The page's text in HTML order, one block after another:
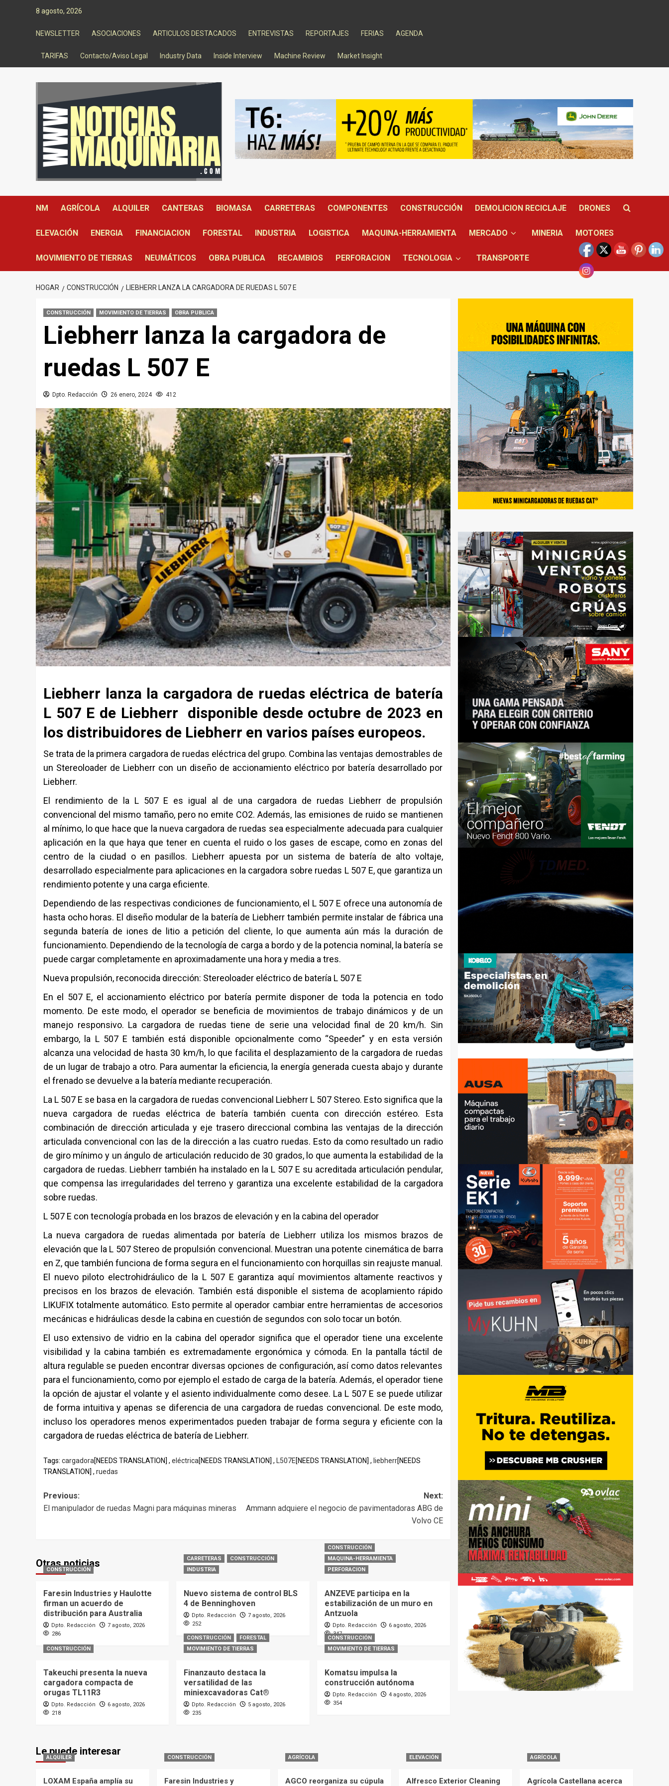
8 agosto, 2026
NEWSLETTER ASOCIACIONES ARTICULOS DESTACADOS ENTREVISTAS REPORTAJES FERIAS AGENDA
TARIFAS Contacto/Aviso Legal Industry Data Inside Interview Machine Review Market Insight
NM AGRÍCOLA ALQUILER CANTERAS BIOMASA CARRETERAS COMPONENTES CONSTRUCCIÓN DEMOLICION RECICLAJE DRONES
ELEVACIÓN ENERGIA FINANCIACION FORESTAL INDUSTRIA LOGISTICA MAQUINA-HERRAMIENTA MERCADO MINERIA MOTORES
MOVIMIENTO DE TIERRAS NEUMÁTICOS OBRA PUBLICA RECAMBIOS PERFORACION TECNOLOGIA TRANSPORTE
HOGAR CONSTRUCCIÓN LIEBHERR LANZA LA CARGADORA DE RUEDAS L 507 E
CONSTRUCCIÓN MOVIMIENTO DE TIERRAS OBRA PUBLICA
Liebherr lanza la cargadora de
ruedas L 507 E
Dpto. Redacción 26 enero, 2024 412
Liebherr lanza la cargadora de ruedas eléctrica de batería
L 507 E de Liebherr disponible desde octubre de 2023 en
los distribuidores de Liebherr en varios países europeos.
Se trata de la primera cargadora de ruedas eléctrica del grupo. Combina las ventajas demostrables de
un Stereoloader de Liebherr con un diseño de accionamiento eléctrico por batería desarrollado por
Liebherr.
El rendimiento de la L 507 E es igual al de una cargadora de ruedas Liebherr de propulsión
convencional del mismo tamaño, pero no emite CO2. Además, las emisiones de ruido se mantienen
al mínimo, lo que hace que la nueva cargadora de ruedas sea especialmente adecuada para cualquier
aplicación en la que haya que tener en cuenta el ruido o los gases de escape, como en zonas del
centro de la ciudad o en pasillos. Liebherr apuesta por un sistema de batería de alto voltaje,
desarrollado especialmente para aplicaciones en la cargadora sobre ruedas L 507 E, que garantiza un
rendimiento potente y una carga eficiente.
Dependiendo de las respectivas condiciones de funcionamiento, el L 507 E ofrece una autonomía de
hasta ocho horas. El diseño modular de la batería de Liebherr también permite instalar de fábrica una
segunda batería de iones de litio a petición del cliente, lo que aumenta aún más la duración de
funcionamiento. Dependiendo de la tecnología de carga a bordo y de la potencia nominal, la batería se
puede cargar completamente en aproximadamente una hora y media a tres.
Nueva propulsión, reconocida dirección: Stereoloader eléctrico de batería L 507 E
En el 507 E, el accionamiento eléctrico por batería permite disponer de toda la potencia en todo
momento. De este modo, el operador se beneficia de movimientos de trabajo dinámicos y de un
manejo responsivo. La cargadora de ruedas tiene de serie una velocidad final de 20 km/h. Sin
embargo, la L 507 E también está disponible opcionalmente como “Speeder” y en esta versión
alcanza una velocidad de hasta 30 km/h, lo que facilita el desplazamiento de la cargadora de ruedas
de un lugar de trabajo a otro. Para aumentar la eficiencia, la energía generada cuesta abajo y durante
el frenado se devuelve a la batería mediante recuperación.
La L 507 E se basa en la cargadora de ruedas convencional Liebherr L 507 Stereo. Esto significa que la
nueva cargadora de ruedas eléctrica de batería también cuenta con dirección estéreo. Esta
combinación de dirección articulada y eje trasero direccional combina las ventajas de la dirección
articulada convencional con las de la dirección a las cuatro ruedas. Esto da como resultado un radio
de giro mínimo y un ángulo de articulación reducido de 30 grados, lo que aumenta la estabilidad de la
cargadora de ruedas. Liebherr también ha instalado en la L 507 E su acreditada articulación pendular,
que compensa las irregularidades del terreno y garantiza una excelente estabilidad de la cargadora
sobre ruedas.
L 507 E con tecnología probada en los brazos de elevación y en la cabina del operador
La nueva cargadora de ruedas alimentada por batería de Liebherr utiliza los mismos brazos de
elevación que la L 507 Stereo de propulsión convencional. Muestran una potente cinemática de barra
en Z, que también funciona de forma segura en el funcionamiento con horquillas sin reajuste manual.
El nuevo piloto electrohidráulico de la L 507 E garantiza aquí movimientos altamente reactivos y
precisos en los brazos de elevación. También está disponible el sistema de acoplamiento rápido
LIKUFIX totalmente automático. Esto permite al operador cambiar entre herramientas de accesorios
mecánicas e hidráulicas desde la cabina en cuestión de segundos con solo tocar un botón.
El uso extensivo de vidrio en la cabina del operador significa que el operador tiene una excelente
visibilidad y la cabina también es extremadamente ergonómica y cómoda. En la pantalla táctil de
altura regulable se pueden encontrar diversas opciones de configuración, así como datos relevantes
para el funcionamiento, como por ejemplo el estado de carga de la batería. Además, el operador tiene
la opción de ajustar el volante y el asiento individualmente como desee. La L 507 E se puede utilizar
de forma intuitiva y apenas se diferencia de una cargadora de ruedas convencional. De este modo,
incluso los operadores menos experimentados pueden trabajar de forma segura y eficiente con la
cargadora de ruedas eléctrica de batería de Liebherr.
Tags: cargadora[NEEDS TRANSLATION] , eléctrica[NEEDS TRANSLATION] , L507E[NEEDS TRANSLATION] , liebherr[NEEDS
TRANSLATION] , ruedas
Post
navigation
Previous:
El manipulador de ruedas Magni para máquinas mineras
Next:
Ammann adquiere el negocio de pavimentadoras ABG de
Volvo CE
Otras noticias
CONSTRUCCIÓN
Faresin Industries y Haulotte
firman un acuerdo de
distribución para Australia
Dpto. Redacción
7 agosto, 2026
286
CARRETERAS
CONSTRUCCIÓN
INDUSTRIA
Nuevo sistema de control BLS
4 de Benninghoven
Dpto. Redacción
7 agosto, 2026
252
CONSTRUCCIÓN
MAQUINA-HERRAMIENTA
PERFORACION
ANZEVE participa en la
estabilización de un muro en
Antzuola
Dpto. Redacción
6 agosto, 2026
347
CONSTRUCCIÓN
Takeuchi presenta la nueva
cargadora compacta de
orugas TL11R3
Dpto. Redacción
6 agosto, 2026
218
CONSTRUCCIÓN
FORESTAL
MOVIMIENTO DE TIERRAS
Finanzauto destaca la
versatilidad de las
miniexcavadoras Cat®
Dpto. Redacción
5 agosto, 2026
235
CONSTRUCCIÓN
MOVIMIENTO DE TIERRAS
Komatsu impulsa la
construcción autónoma
Dpto. Redacción
4 agosto, 2026
354
Le puede interesar
ALQUILER
LOXAM España amplía su
CONSTRUCCIÓN
Faresin Industries y
AGRÍCOLA
AGCO reorganiza su cúpula
ELEVACIÓN
Alfresco Exterior Cleaning
AGRÍCOLA
Agrícola Castellana acerca